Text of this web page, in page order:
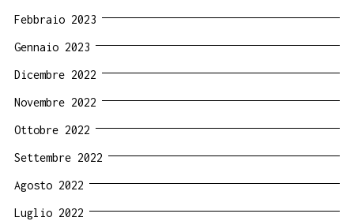
Febbraio 2023
Gennaio 2023
Dicembre 2022
Novembre 2022
Ottobre 2022
Settembre 2022
Agosto 2022
Luglio 2022